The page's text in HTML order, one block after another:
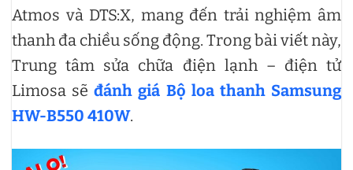
Atmos và DTS:X, mang đến trải nghiệm âm
thanh đa chiều sống động. Trong bài viết này,
Trung tâm sửa chữa điện lạnh – điện tử
Limosa sẽđánh giá Bộ loa thanh Samsung
HW-B550 410W.